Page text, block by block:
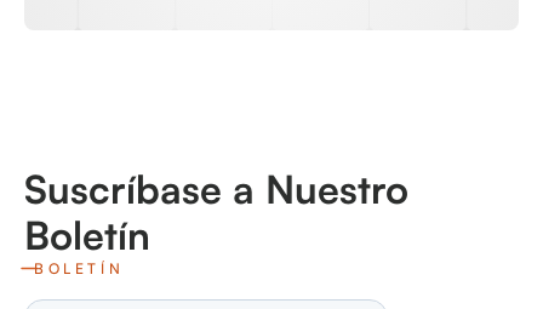
Suscríbase a Nuestro
Boletín
BOLETÍN